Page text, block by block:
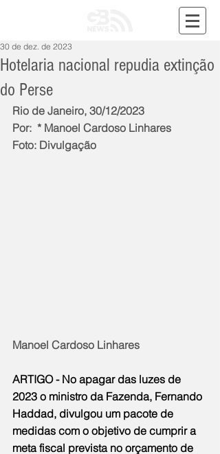
Hotelaria nacional repudia extinção
do Perse
30 de dez. de 2023
Rio de Janeiro, 30/12/2023
Por:  * Manoel Cardoso Linhares
Foto: Divulgação
Manoel Cardoso Linhares
ARTIGO - No apagar das luzes de
2023 o ministro da Fazenda, Fernando
Haddad, divulgou um pacote de
medidas com o objetivo de cumprir a
meta fiscal prevista no orçamento de